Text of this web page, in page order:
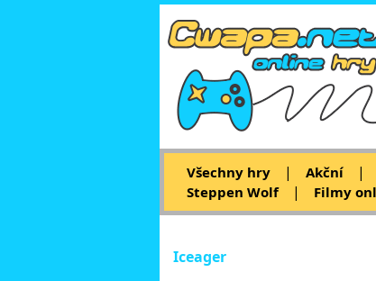
Všechny hry | Akční |
Steppen Wolf | Filmy
Iceager